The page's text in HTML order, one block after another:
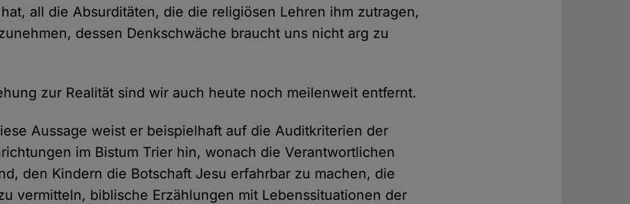
all die Absurditäten, die die religiösen Lehren ihm zutragen,
dessen Denkschwäche braucht uns nicht arg zu
zur Realität sind wir auch heute noch meilenweit entfernt.
Aussage weist er beispielhaft auf die Auditkriterien der
im Bistum Trier hin, wonach die Verantwortlichen
den Kindern die Botschaft Jesu erfahrbar zu machen, die
vermitteln, biblische Erzählungen mit Lebenssituationen der